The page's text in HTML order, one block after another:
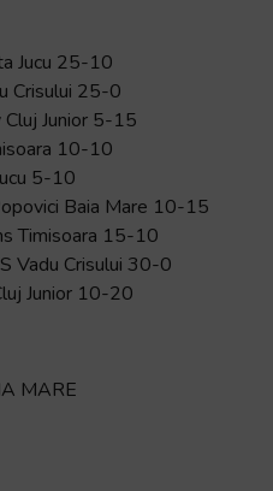
Jucu 25-10
Crisului 25-0
Cluj Junior 5-15
10-10
5-10
Baia Mare 10-15
Timisoara 15-10
Vadu Crisului 30-0
Junior 10-20
MARE